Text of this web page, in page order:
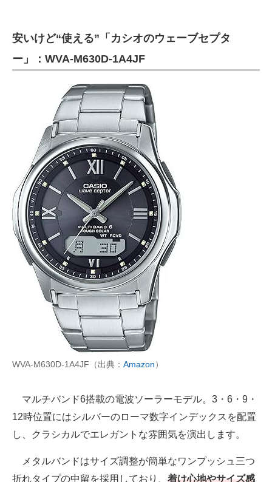
安いけど“使える”「カシオのウェーブセプタ
ー」：WVA-M630D-1A4JF
WVA-M630D-1A4JF（出典： Amazon）
マルチバンド6搭載の電波ソーラーモデル。3・6・9・
12時位置にはシルバーのローマ数字インデックスを配置
し、クラシカルでエレガントな雰囲気を演出します。
メタルバンドはサイズ調整が簡単なワンプッシュ三つ
折れタイプの中留を採用しており、 着け心地やサイズ感